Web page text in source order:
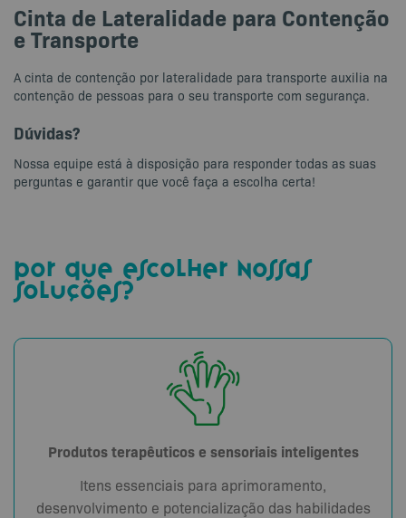
Cinta de Lateralidade para Contenção
e Transporte
A cinta de contenção por lateralidade para transporte auxilia na
contenção de pessoas para o seu transporte com segurança.
Dúvidas?
Nossa equipe está à disposição para responder todas as suas
perguntas e garantir que você faça a escolha certa!
por que escolher nossas
soluções?
Produtos terapêuticos e sensoriais inteligentes
Itens essenciais para aprimoramento,
desenvolvimento e potencialização das habilidades